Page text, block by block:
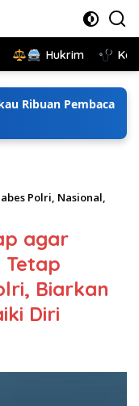
Hukrim
Ribuan Pembaca
Polri, Nasional,
agar
Biarkan
Diri